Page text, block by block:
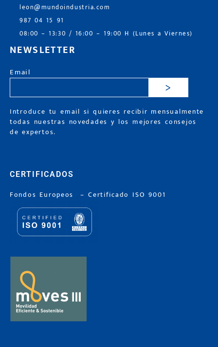
leon@mundoindustria.com
987 04 15 91
08:00 – 13:30 / 16:00 – 19:00 H (Lunes a Viernes)
NEWSLETTER
Email
>
Introduce tu email si quieres recibir mensualmente
todas nuestras novedades y los mejores consejos
de expertos.
CERTIFICADOS
Fondos Europeos –Certificado ISO 9001